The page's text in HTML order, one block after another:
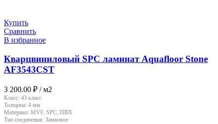
Купить
Сравнить
В избранное
Кварцвиниловый SPC ламинат Aquafloor Stone
AF3543CST
3 200.00 ₽ / м2
Класс: 43 класс
Толщина: 4 мм
Материал: MVF, SPC, ПВХ
Тип соединения: Замковое